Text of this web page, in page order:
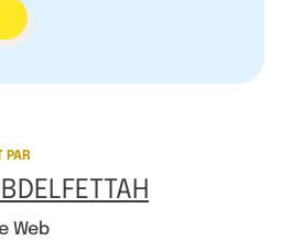
PAR
Web